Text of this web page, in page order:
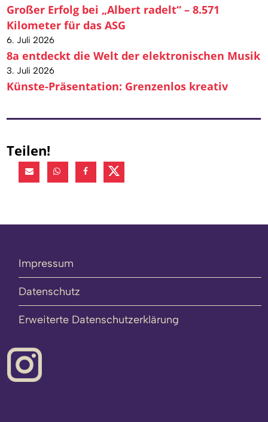
Großer Erfolg bei „Albert radelt“ – 8.571
Kilometer für das ASG
6. Juli 2026
8a entdeckt die Welt der elektronischen Musik
3. Juli 2026
Künste-Präsentation: Grenzenlos kreativ
Teilen!
Impressum
Datenschutz
Erweiterte Datenschutzerklärung